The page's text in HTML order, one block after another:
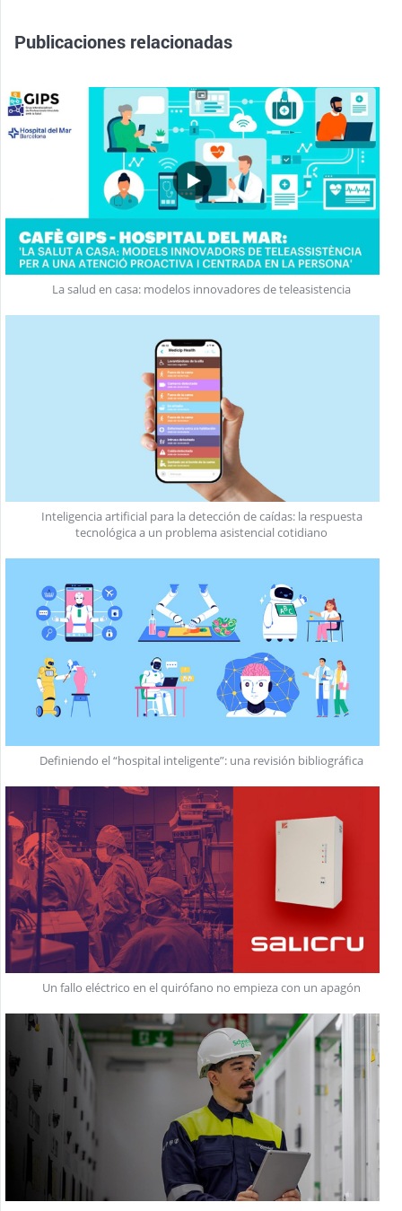
Publicaciones relacionadas
La salud en casa: modelos innovadores de teleasistencia
Inteligencia artificial para la detección de caídas: la respuesta
tecnológica a un problema asistencial cotidiano
Definiendo el “hospital inteligente”: una revisión bibliográfica
Un fallo eléctrico en el quirófano no empieza con un apagón